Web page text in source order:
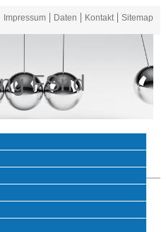
Impressum Daten Kontakt Sitemap
FSnd